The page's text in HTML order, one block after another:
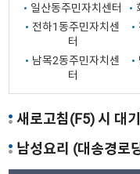
일산동주민자치센터
전하1동주민자치센
터
남목2동주민자치센
터
새로고침(F5) 시 대
남성요리 (대송경로